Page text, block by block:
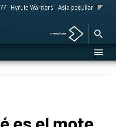
Hyrule Warriors Asia peculiar tradición
es el mote